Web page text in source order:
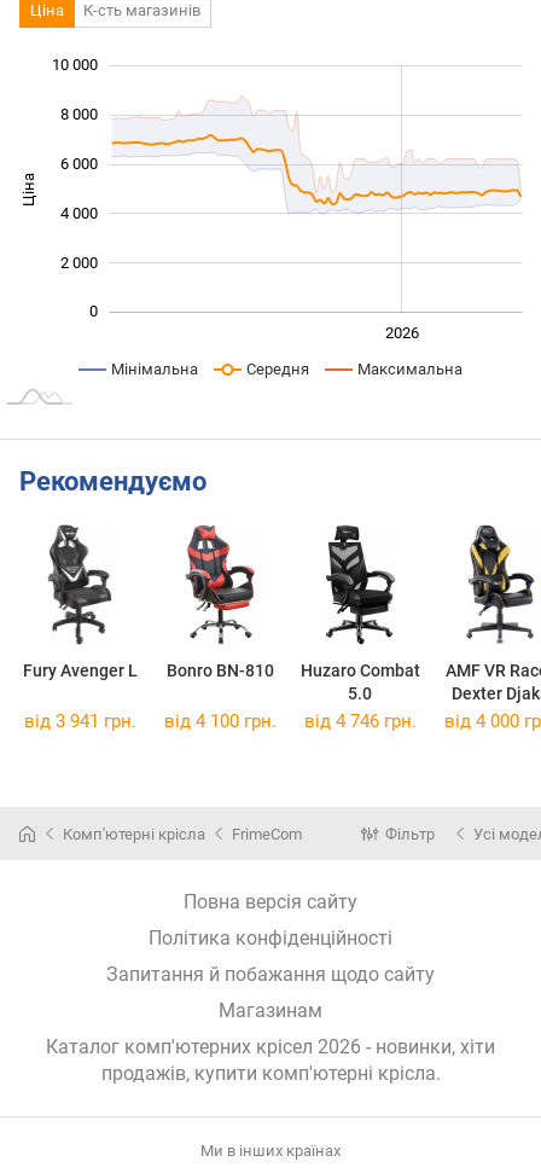
Ціна К-сть магазинів
Ціна
0
2 000
4 000
6 000
8 000
10 000
2026
Мінімальна Середня Максимальна
Рекомендуємо
Fury Avenger L Bonro BN-810
Huzaro Combat
5.0
AMF VR
Dexter
від 3 941 грн. від 4 100 грн. від 4 746 грн. від 4 000
Комп'ютерні крісла FrimeCom Фільтр Усі
Повна версія сайту
Політика конфіденційності
Запитання й побажання щодо сайту
Магазинам
Каталог комп'ютерних крісел 2026 - новинки, хіти
продажів, купити комп'ютерні крісла.
Ми в інших країнах